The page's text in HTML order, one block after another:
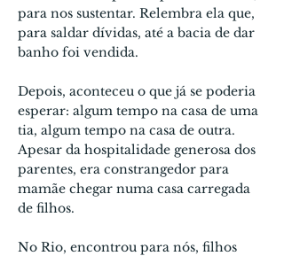
para nos sustentar. Relembra ela que,
para saldar dívidas, até a bacia de dar
banho foi vendida.
Depois, aconteceu o que já se poderia
esperar: algum tempo na casa de uma
tia, algum tempo na casa de outra.
Apesar da hospitalidade generosa dos
parentes, era constrangedor para
mamãe chegar nu­ma casa carregada
de filhos.
No Rio, encontrou para nós, filhos